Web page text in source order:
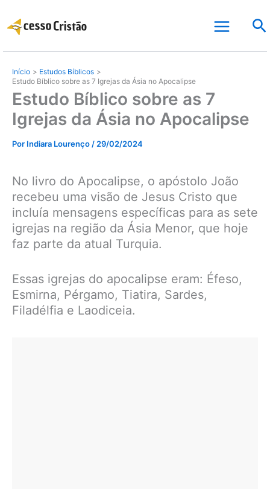
para
conteúdo
Início
Estudos Bíblicos
Estudo Bíblico sobre as 7 Igrejas da Ásia no Apocalipse
Estudo Bíblico sobre as 7
Igrejas da Ásia no Apocalipse
Por Indiara Lourenço / 29/02/2024
No livro do Apocalipse, o apóstolo João
recebeu uma visão de Jesus Cristo que
incluía mensagens específicas para as sete
igrejas na região da Ásia Menor, que hoje
faz parte da atual Turquia.
Essas igrejas do apocalipse eram: Éfeso,
Esmirna, Pérgamo, Tiatira, Sardes,
Filadélfia e Laodiceia.